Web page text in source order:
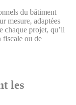
du bâtiment
mesure, adaptées
chaque projet, qu’il
fiscale ou de
les